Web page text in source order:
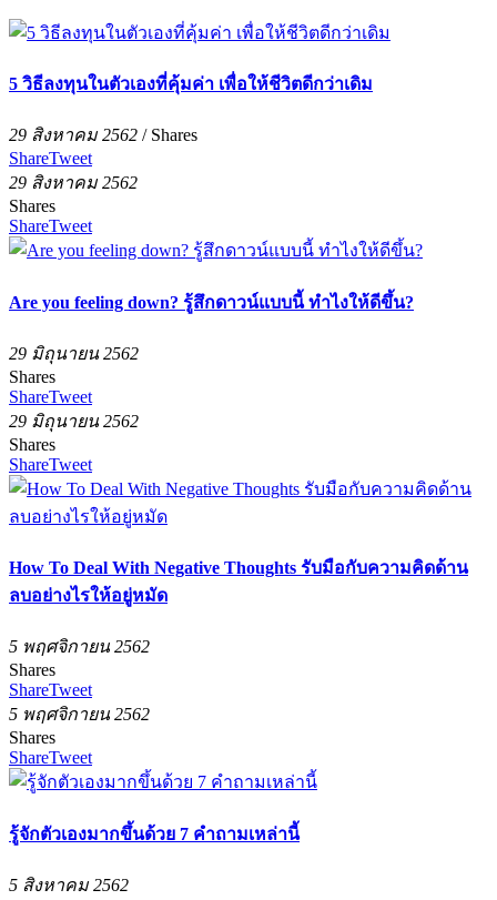
5 วิธีลงทุนในตัวเองที่คุ้มค่า เพื่อให้ชีวิตดีกว่าเดิม
29 สิงหาคม 2562 / Shares
ShareTweet
29 สิงหาคม 2562
Shares
ShareTweet
Are you feeling down? รู้สึกดาวน์แบบนี้ ทำไงให้ดีขึ้น?
29 มิถุนายน 2562
Shares
ShareTweet
29 มิถุนายน 2562
Shares
ShareTweet
How To Deal With Negative Thoughts รับมือกับความคิดด้าน
ลบอย่างไรให้อยู่หมัด
5 พฤศจิกายน 2562
Shares
ShareTweet
5 พฤศจิกายน 2562
Shares
ShareTweet
รู้จักตัวเองมากขึ้นด้วย 7 คำถามเหล่านี้
5 สิงหาคม 2562